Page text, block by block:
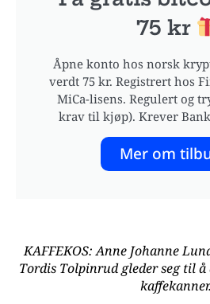
75 kr
Åpne konto hos norsk
verdt 75 kr. Registrert hos
MiCa-lisens. Regulert og
krav til kjøp). Krever
Mer om
KAFFEKOS: Anne Johanne
Tordis Tolpinrud gleder seg til